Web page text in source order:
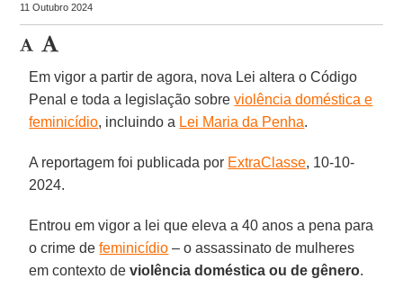
11 Outubro 2024
Em vigor a partir de agora, nova Lei altera o Código
Penal e toda a legislação sobreviolência doméstica e
feminicídio, incluindo a Lei Maria da Penha.
A reportagem foi publicada por ExtraClasse, 10-10-
2024.
Entrou em vigor a lei que eleva a 40 anos a pena para
o crime defeminicídio – o assassinato de mulheres
em contexto deviolência doméstica ou de gênero.